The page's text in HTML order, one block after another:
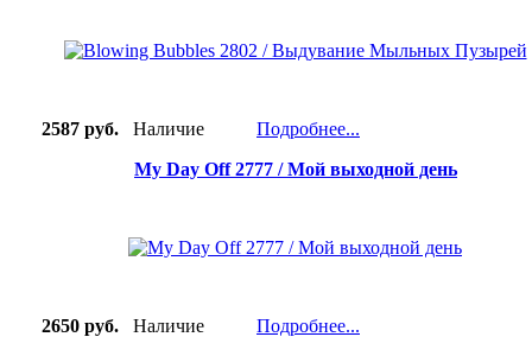
2587 руб. Наличие
Подробнее...
My Day Off 2777 / Мой выходной день
2650 руб. Наличие Подробнее...